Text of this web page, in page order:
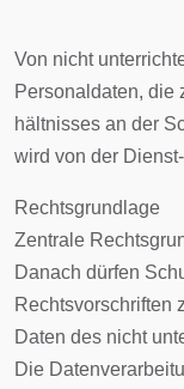
Von nicht
Personaldaten, die
hältnisses an der
wird von der
Rechtsgrundlage
Zentrale
Danach dürfen
Rechtsvorschriften
Daten des nicht
Die